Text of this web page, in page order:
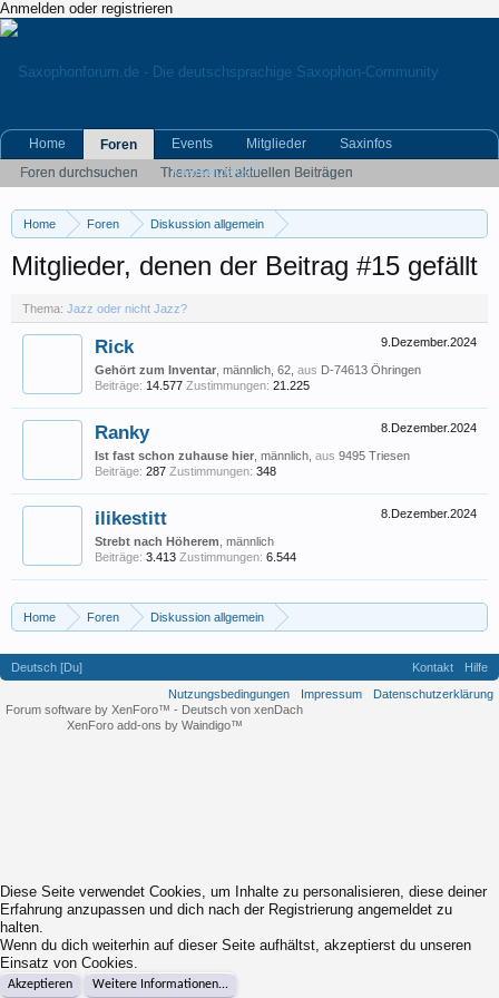
Anmelden oder registrieren
Home Foren
Diskussion allgemein
Mitglieder, denen der Beitrag #15 gefällt
Thema: Jazz oder nicht Jazz?
9.Dezember.2024
Rick
Gehört zum Inventar , männlich, 62, aus D-74613 Öhringen
Beiträge: 14.577 Zustimmungen: 21.225
8.Dezember.2024
Ranky
Ist fast schon zuhause hier , männlich, aus 9495 Triesen
Beiträge: 287 Zustimmungen: 348
8.Dezember.2024
ilikestitt
Strebt nach Höherem , männlich
Beiträge: 3.413 Zustimmungen: 6.544
Home Foren
Diskussion allgemein
Home
Foren
Foren durchsuchen
Themen mit aktuellen Beiträgen
Events Mitglieder
Saxinfos
Kleinanzeigen
Deutsch [Du] Kontakt
Hilfe
Nutzungsbedingungen
Impressum
Datenschutzerklärung
Forum software by XenForo™ - Deutsch von xenDach
XenForo add-ons by Waindigo™
Diese Seite verwendet Cookies, um Inhalte zu personalisieren, diese deiner
Erfahrung anzupassen und dich nach der Registrierung angemeldet zu
halten.
Wenn du dich weiterhin auf dieser Seite aufhältst, akzeptierst du unseren
Einsatz von Cookies.
Akzeptieren Weitere Informationen...